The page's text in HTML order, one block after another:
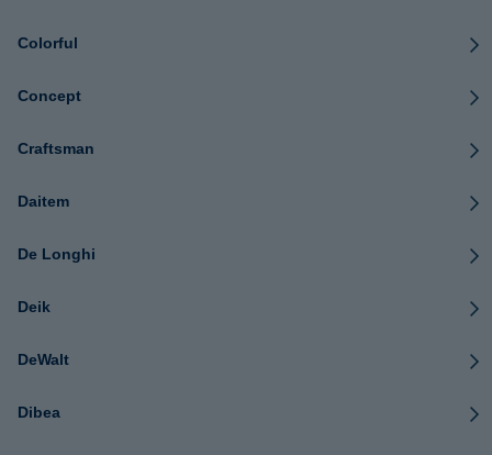
Colorful
Concept
Craftsman
Daitem
De Longhi
Deik
DeWalt
Dibea